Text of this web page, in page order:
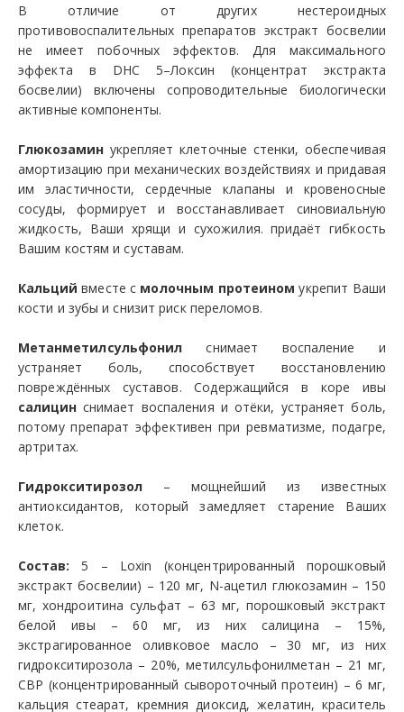
В отличие от других нестероидных
противовоспалительных препаратов экстракт босвелии
не имеет побочных эффектов. Для максимального
эффекта в DHC 5–Локсин (концентрат экстракта
босвелии) включены сопроводительные биологически
активные компоненты.
Глюкозамин укрепляет клеточные стенки, обеспечивая
амортизацию при механических воздействиях и придавая
им эластичности, сердечные клапаны и кровеносные
сосуды, формирует и восстанавливает синовиальную
жидкость, Ваши хрящи и сухожилия.придаёт гибкость
Вашим костям и суставам.
Кальций вместе с молочным протеином укрепит Ваши
кости и зубы и снизит риск переломов.
Метанметилсульфонил снимает воспаление и
устраняет боль, способствует восстановлению
повреждённых суставов. Содержащийся в коре ивы
салицинснимает воспаления и отёки, устраняет боль,
потому препарат эффективен при ревматизме, подагре,
артритах.
Гидрокситирозол– мощнейший из известных
антиоксидантов, который замедляет старение Ваших
клеток.
Состав:5 – Loxin (концентрированный порошковый
экстракт босвелии) – 120 мг, N-ацетил глюкозамин – 150
мг, хондроитина сульфат – 63 мг, порошковый экстракт
белой ивы – 60 мг, из них салицина – 15%,
экстрагированное оливковое масло – 30 мг, из них
гидрокситирозола – 20%, метилсульфонилметан – 21 мг,
СВР (концентрированный сывороточный протеин) – 6 мг,
кальция стеарат, кремния диоксид, желатин, краситель